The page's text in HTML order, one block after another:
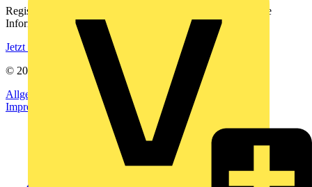
Registrieren Sie sich kostenlos und erhalten Sie stets aktuelle
Informationen aus der Elektroindustrie.
Jetzt registrieren
© 2002-
Voltimum
Allgemeine Geschäftsbedingungen
Datenschutzerklärung
Impressum